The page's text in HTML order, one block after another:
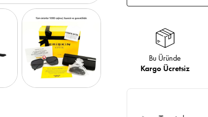
Bu Üründe
Kargo Ücretsiz